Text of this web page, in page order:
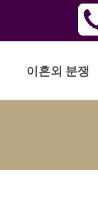
이혼외 분쟁